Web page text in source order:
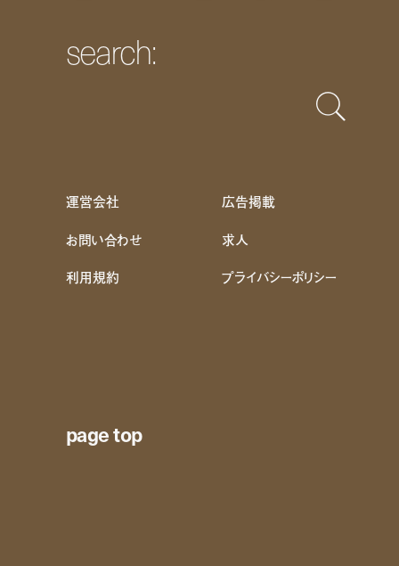
search:
運営会社
広告掲載
お問い合わせ
求人
利用規約
プライバシーポリシー
page top